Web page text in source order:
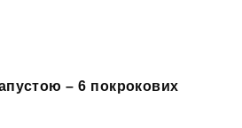
– 6 покрокових